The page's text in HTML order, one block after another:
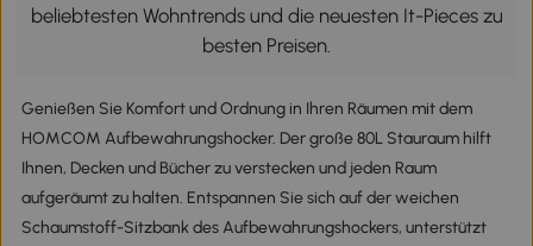
beliebtesten Wohntrends und die neuesten It-Pieces zu
besten Preisen.
Genießen Sie Komfort und Ordnung in Ihren Räumen mit dem
HOMCOM Aufbewahrungshocker. Der große 80L Stauraum hilft
Ihnen, Decken und Bücher zu verstecken und jeden Raum
aufgeräumt zu halten. Entspannen Sie sich auf der weichen
Schaumstoff-Sitzbank des Aufbewahrungshockers, unterstützt